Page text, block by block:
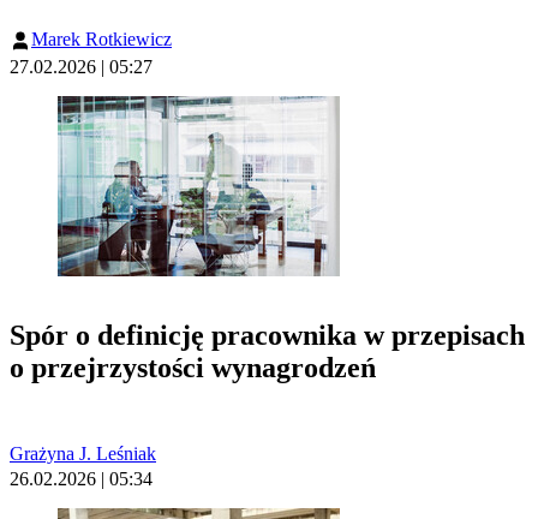
Marek Rotkiewicz
27.02.2026 | 05:27
Spór o definicję pracownika w przepisach
o przejrzystości wynagrodzeń
Grażyna J. Leśniak
26.02.2026 | 05:34